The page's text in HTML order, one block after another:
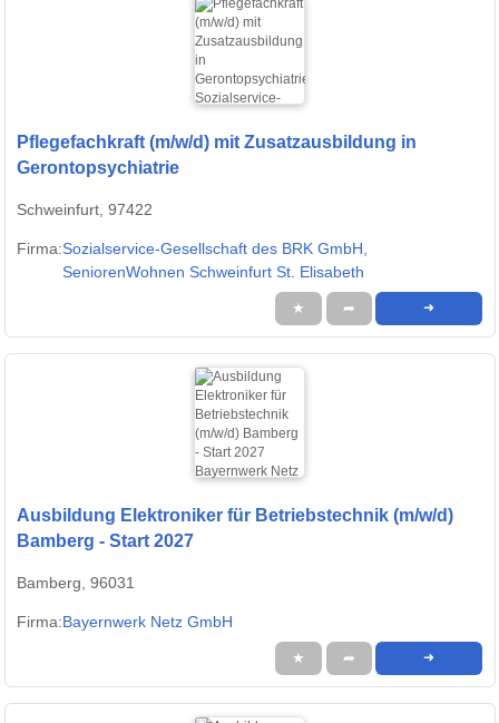
Pflegefachkraft (m/w/d) mit Zusatzausbildung in
Gerontopsychiatrie
Schweinfurt, 97422
Firma:Sozialservice-Gesellschaft des BRK GmbH,
SeniorenWohnen Schweinfurt St. Elisabeth
★ ➦ ➜
Ausbildung Elektroniker für Betriebstechnik (m/w/d)
Bamberg - Start 2027
Bamberg, 96031
Firma:Bayernwerk Netz GmbH
★ ➦ ➜